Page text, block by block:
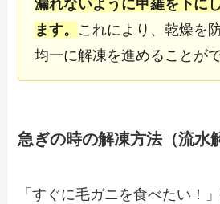
漏れないように甲羅を下に
ます。 これにより、乾燥を
均一に解凍を進めることが
急ぎの時の解凍方法（流水
「すぐに毛ガニを食べたい！